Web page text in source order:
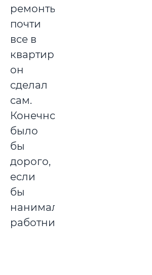
ремонты,
почти
все в
квартире
он
сделал
сам.
Конечно,
было
бы
дорого,
если
бы
нанимали
работников.